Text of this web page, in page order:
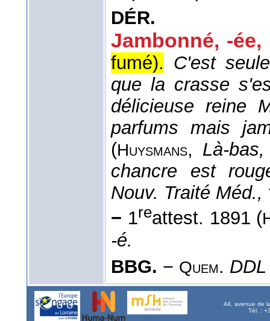
DÉR.
Jambonné, -ée,
fumé). C'est
que la crasse
délicieuse reine
parfums mais
(Huysmans, Là-
chancre est
Nouv. Traité Méd.,
− 1reattest. 1891 (
-é.
BBG. − Quem.
44, avenue de
Tél. :